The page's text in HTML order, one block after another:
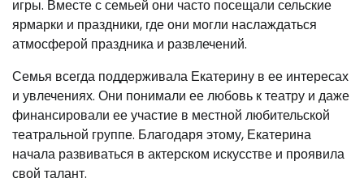
игры. Вместе с семьей они часто посещали сельские
ярмарки и праздники, где они могли наслаждаться
атмосферой праздника и развлечений.
Семья всегда поддерживала Екатерину в ее интересах
и увлечениях. Они понимали ее любовь к театру и даже
финансировали ее участие в местной любительской
театральной группе. Благодаря этому, Екатерина
начала развиваться в актерском искусстве и проявила
свой талант.